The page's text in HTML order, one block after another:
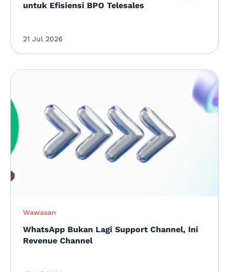
untuk Efisiensi BPO Telesales
21 Jul 2026
Wawasan
WhatsApp Bukan Lagi Support Channel, Ini
Revenue Channel